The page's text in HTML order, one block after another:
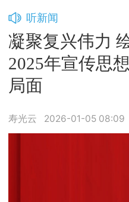
听新闻
凝聚复兴伟力
2025年宣传思
局面
寿光云 2026-01-05 08:09